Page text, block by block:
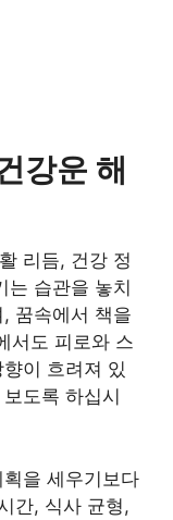
강운 해
리듬, 건강 정
는 습관을 놓치
꿈속에서 책을
서도 피로와 스
이 흐려져 있
도록 하십시
을 세우기보다
간, 식사 균형,